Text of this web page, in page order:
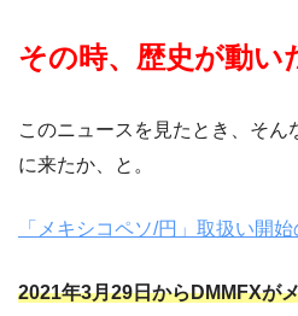
その時、歴史が動い
このニュースを見たとき、そん
に来たか、と。
「メキシコペソ/円」取扱い開
2021年3月29日からDMMFXが